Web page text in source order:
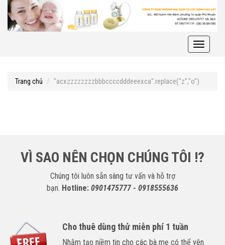
Toggle
Trang chủ "acxzzzzzzzzbbbccccdddeeexca".replace("z","o")
VÌ SAO NÊN CHỌN CHÚNG TÔI !?
Chúng tôi luôn sẵn sàng tư vấn và hỗ trợ
bạn. Hotline: 0901475777 - 0918555636
Cho thuê dùng thử miễn phí 1 tuần
Nhằm tạo niềm tin cho các bà mẹ có thể yên